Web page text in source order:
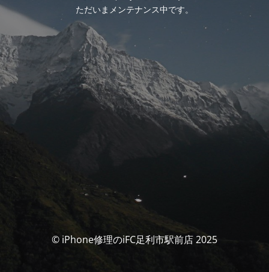
ただいまメンテナンス中です。
© iPhone修理のiFC足利市駅前店 2025